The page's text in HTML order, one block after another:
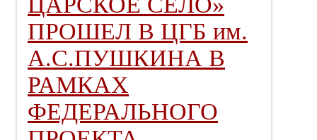
ПРОШЕЛ В ЦГБ им.
А.С.ПУШКИНА В
РАМКАХ
ФЕДЕРАЛЬНОГО